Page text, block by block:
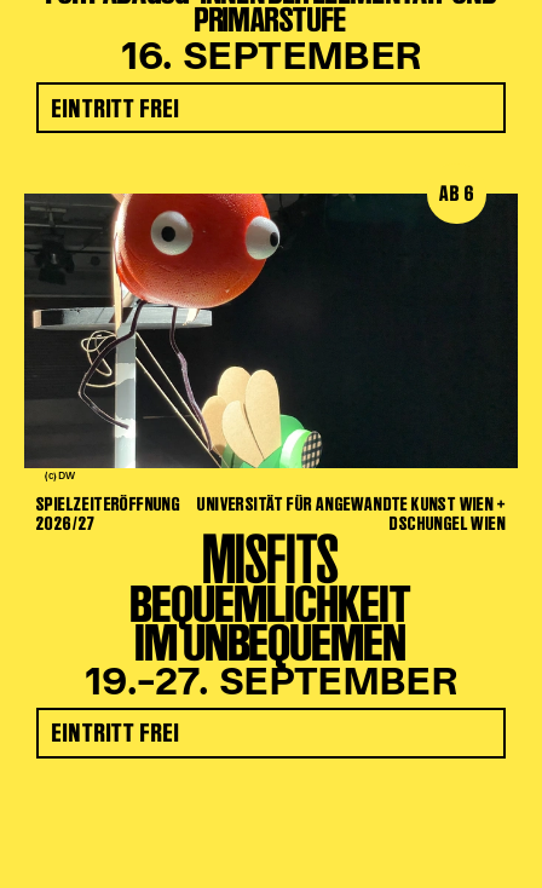
PRIMARSTUFE
16. SEPTEMBER
EINTRITT FREI
(c) DW
AB 6
SPIELZEITERÖFFNUNG
2026/27
UNIVERSITÄT FÜR ANGEWANDTE KUNST WIEN +
DSCHUNGEL WIEN
MISFITS
BEQUEMLICHKEIT
IM UNBEQUEMEN
19.–27. SEPTEMBER
EINTRITT FREI